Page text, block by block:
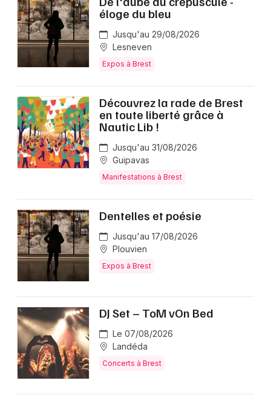
éloge du bleu
Jusqu'au 29/08/2026
Lesneven
Expos à Brest
Découvrez la rade de Brest
en toute liberté grâce à
Nautic Lib !
Jusqu'au 31/08/2026
Guipavas
Manifestations à Brest
Dentelles et poésie
Jusqu'au 17/08/2026
Plouvien
Expos à Brest
DJ Set – ToM vOn Bed
Le 07/08/2026
Landéda
Concerts à Brest